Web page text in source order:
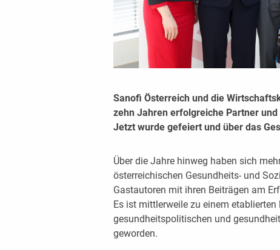
Sanofi Österreich und die
zehn Jahren erfolgreiche Partner
Jetzt wurde gefeiert und über das
Über die Jahre hinweg haben sich
österreichischen Gesundheits- und
Gastautoren mit ihren Beiträgen am
Es ist mittlerweile zu einem
gesundheitspolitischen und
geworden.